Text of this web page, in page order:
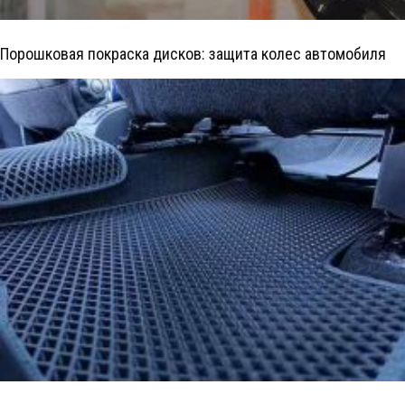
Порошковая покраска дисков: защита колес автомобиля